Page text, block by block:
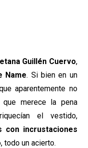
Guillén Cuervo,
Name. Si bien en un
aparentemente no
merece la pena
el vestido,
con incrustaciones
, todo un acierto.